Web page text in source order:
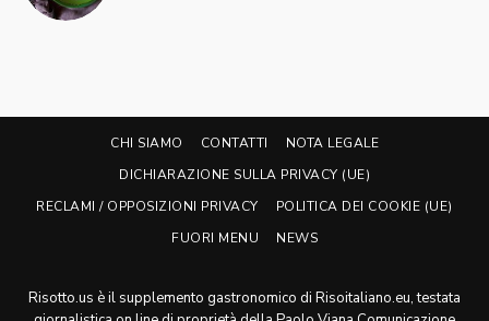
CHI SIAMO CONTATTI
NOTA LEGALE
DICHIARAZIONE SULLA PRIVACY (UE)
RECLAMI / OPPOSIZIONI PRIVACY
POLITICA DEI COOKIE (UE)
FUORI MENU
NEWS
Risotto.us è il supplemento gastronomico di Risoitaliano.eu, testata